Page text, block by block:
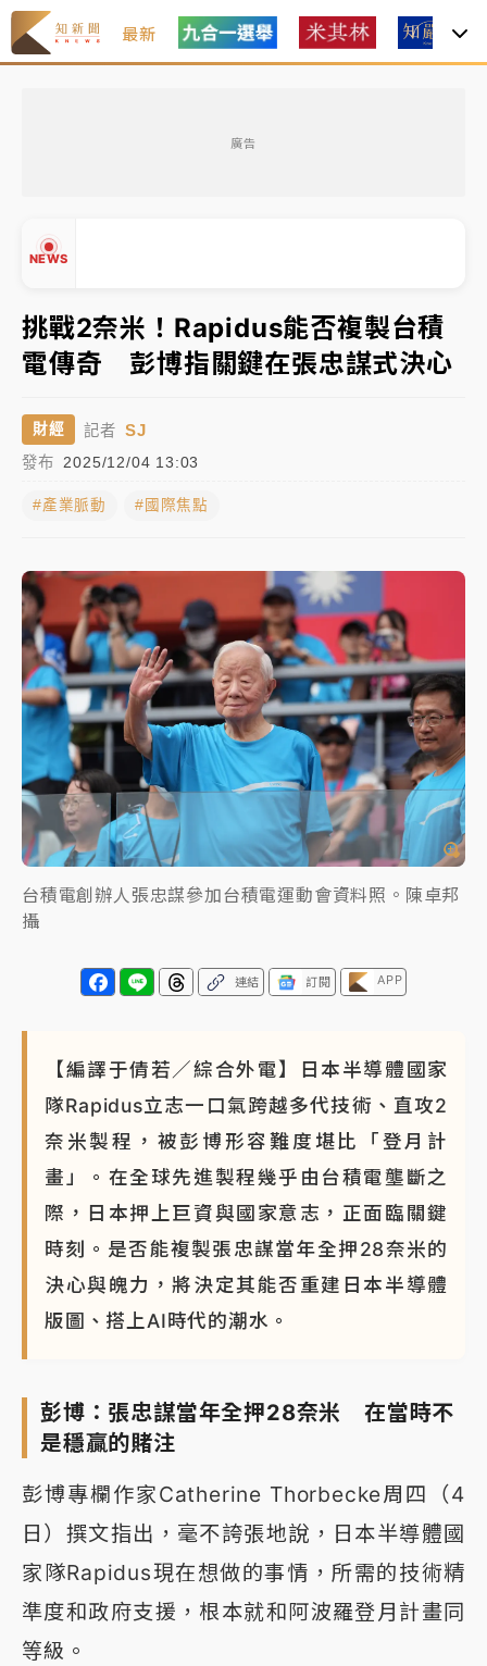
最新
廣告
NEWS
中信慈善基金會想增加董事人數！辜仲諒向法院聲請遭
駁 理由曝光
故宮《龍藏經》特展第2檔！今線上預約開賣一度塞車
周六起展出延長至晚上7時
台東農業處長涉圖利渡假村！東檢抗告成功 今重開羈
父親節泡湯了！中颱白海豚雨彈轟3天 「紅到發紫」降
雨熱區曝
台積電殺35元、台股跌近300點 被動元件、低軌衛星
及載板皆走弱
中信慈善基金會想增加董事人數！辜仲諒向法院聲請遭
駁 理由曝光
故宮《龍藏經》特展第2檔！今線上預約開賣一度塞車
周六起展出延長至晚上7時
台東農業處長涉圖利渡假村！東檢抗告成功 今重開羈
押庭
父親節泡湯了！中颱白海豚雨彈轟3天 「紅到發紫」降
雨熱區曝
挑戰2奈米！Rapidus能否複製台積
電傳奇 彭博指關鍵在張忠謀式決心
財經 記者 SJ
發布 2025/12/04 13:03
#產業脈動 #國際焦點
台積電創辦人張忠謀參加台積電運動會資料照。陳卓邦
攝
連結 訂閱 APP
【編譯于倩若／綜合外電】日本半導體國家
隊Rapidus立志一口氣跨越多代技術、直攻2
奈米製程，被彭博形容難度堪比「登月計
畫」。在全球先進製程幾乎由台積電壟斷之
際，日本押上巨資與國家意志，正面臨關鍵
時刻。是否能複製張忠謀當年全押28奈米的
決心與魄力，將決定其能否重建日本半導體
版圖、搭上AI時代的潮水。
彭博：張忠謀當年全押28奈米 在當時不
是穩贏的賭注
彭博專欄作家Catherine Thorbecke周四（4
日）撰文指出，毫不誇張地說，日本半導體國
家隊Rapidus現在想做的事情，所需的技術精
準度和政府支援，根本就和阿波羅登月計畫同
等級。